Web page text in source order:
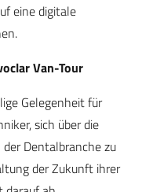
eine digitale
Van-Tour
Gelegenheit für
sich über die
der Dentalbranche zu
der Zukunft ihrer